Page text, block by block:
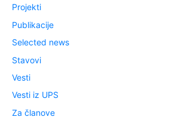
Projekti
Publikacije
Selected news
Stavovi
Vesti
Vesti iz UPS
Za članove